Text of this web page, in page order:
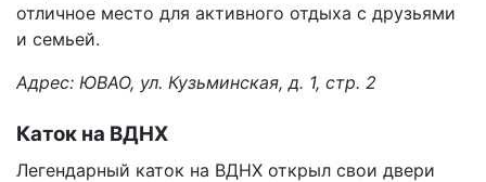
отличное место для активного отдыха с друзьями
и семьей.
Адрес: ЮВАО, ул. Кузьминская, д. 1, стр. 2
Каток на ВДНХ
Легендарный каток на ВДНХ открыл свои двери